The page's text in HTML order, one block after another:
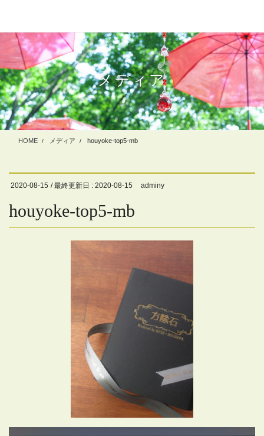
テ
に
移
動
ゲ
ョ
ン
に
移
動
メディア
HOME メディア houyoke-top5-mb
2020-08-15 / 最終更新日 : 2020-08-15 adminy
houyoke-top5-mb